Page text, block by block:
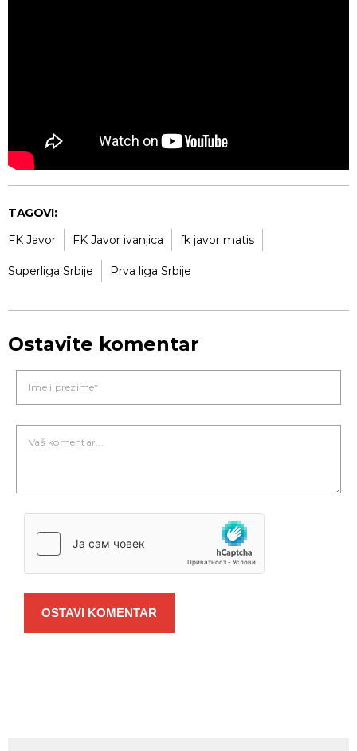
TAGOVI:
FK Javor
FK Javor ivanjica fk javor matis
Superliga Srbije Prva liga Srbije
Ostavite komentar
OSTAVI KOMENTAR